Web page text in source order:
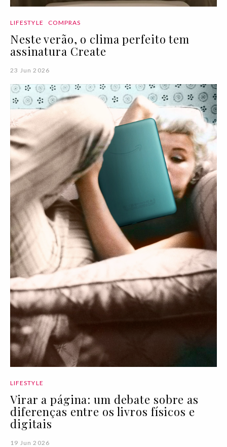
LIFESTYLE COMPRAS
Neste verão, o clima perfeito tem
assinatura Create
23 Jun 2026
LIFESTYLE
Virar a página: um debate sobre as
diferenças entre os livros físicos e
digitais
19 Jun 2026